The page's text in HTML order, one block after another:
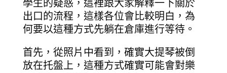
學生的疑惑，這裡跟大家解釋一下關於
出口的流程，這樣各位會比較明白，為
何要以這種方式先躺在倉庫進行等待。
首先，從照片中看到，確實大提琴被倒
放在托盤上，這種方式確實可能會對樂